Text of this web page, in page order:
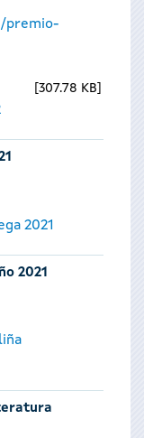
premio-
307.78 KB
2021
2021